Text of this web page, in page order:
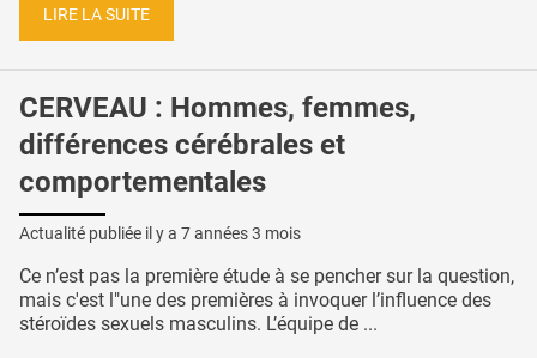
LIRE LA SUITE
CERVEAU : Hommes, femmes,
différences cérébrales et
comportementales
Actualité publiée il y a 7 années 3 mois
Ce n’est pas la première étude à se pencher sur la question,
mais c'est l"une des premières à invoquer l’influence des
stéroïdes sexuels masculins. L’équipe de ...